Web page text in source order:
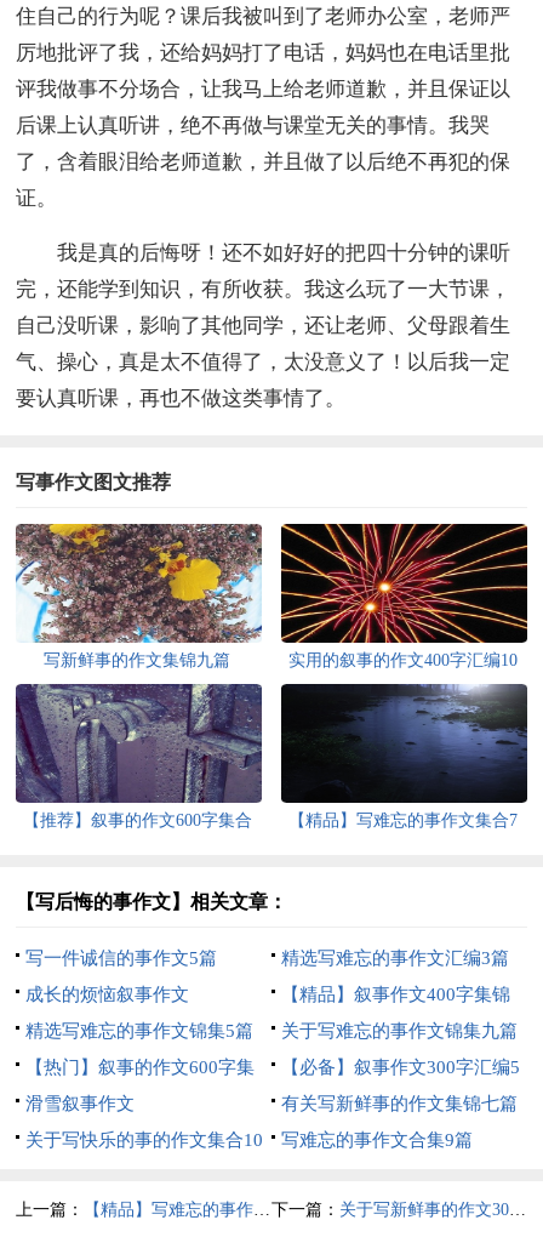
住自己的行为呢？课后我被叫到了老师办公室，老师严
厉地批评了我，还给妈妈打了电话，妈妈也在电话里批
评我做事不分场合，让我马上给老师道歉，并且保证以
后课上认真听讲，绝不再做与课堂无关的事情。我哭
了，含着眼泪给老师道歉，并且做了以后绝不再犯的保
证。
我是真的后悔呀！还不如好好的把四十分钟的课听
完，还能学到知识，有所收获。我这么玩了一大节课，
自己没听课，影响了其他同学，还让老师、父母跟着生
气、操心，真是太不值得了，太没意义了！以后我一定
要认真听课，再也不做这类事情了。
写事作文图文推荐
写新鲜事的作文集锦九篇
实用的叙事的作文400字汇编10
篇
【推荐】叙事的作文600字集合
【精品】写难忘的事作文集合7
【写后悔的事作文】相关文章：
写一件诚信的事作文5篇
精选写难忘的事作文汇编3篇
成长的烦恼叙事作文
【精品】叙事作文400字集锦
10篇
精选写难忘的事作文锦集5篇
关于写难忘的事作文锦集九篇
【热门】叙事的作文600字集
锦八篇
【必备】叙事作文300字汇编5
篇
滑雪叙事作文
有关写新鲜事的作文集锦七篇
关于写快乐的事的作文集合10
写难忘的事作文合集9篇
上一篇： 【精品】写难忘的事作文集锦6篇 下一篇： 关于写新鲜事的作文300字三篇